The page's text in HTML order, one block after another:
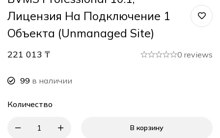
Лицензия На Подключение 1
Объекта (Unmanaged Site)
221 013 ₸ 0 reviews
99 в наличии
Количество
В корзину